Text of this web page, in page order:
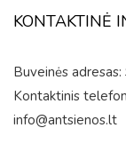
KONTAKTINĖ
Buveinės
Kontaktinis
info@antsienos.lt